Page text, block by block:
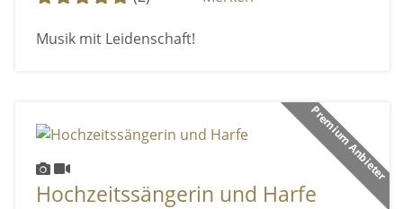
Musik mit Leidenschaft!
Premium Anbieter
Hochzeitssängerin und Harfe